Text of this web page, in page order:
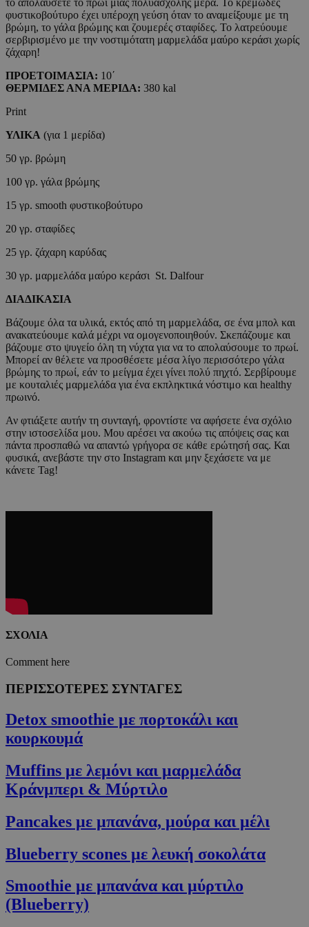
φυστικοβούτυρο έχει υπέροχη γεύση όταν το αναμείξουμε με τη
βρώμη, το γάλα βρώμης και ζουμερές σταφίδες. Το λατρεύουμε
σερβιρισμένο με την νοστιμότατη μαρμελάδα μαύρο κεράσι χωρίς
ζάχαρη!
ΠΡΟΕΤΟΙΜΑΣΙΑ: 10΄
ΘΕΡΜΙΔΕΣ ΑΝΑ ΜΕΡΙΔΑ: 380 kal
Print
ΥΛΙΚΑ (για 1 μερίδα)
50 γρ. βρώμη
100 γρ. γάλα βρώμης
15 γρ. smooth φυστικοβούτυρο
20 γρ. σταφίδες
25 γρ. ζάχαρη καρύδας
30 γρ. μαρμελάδα μαύρο κεράσι St. Dalfour
ΔΙΑΔΙΚΑΣΙΑ
Βάζουμε όλα τα υλικά, εκτός από τη μαρμελάδα, σε ένα μπολ και
ανακατεύουμε καλά μέχρι να ομογενοποιηθούν. Σκεπάζουμε και
βάζουμε στο ψυγείο όλη τη νύχτα για να το απολαύσουμε το πρωί.
Μπορεί αν θέλετε να προσθέσετε μέσα λίγο περισσότερο γάλα
βρώμης το πρωί, εάν το μείγμα έχει γίνει πολύ πηχτό. Σερβίρουμε
με κουταλιές μαρμελάδα για ένα εκπληκτικά νόστιμο και healthy
πρωινό.
Αν φτιάξετε αυτήν τη συνταγή, φροντίστε να αφήσετε ένα σχόλιο
στην ιστοσελίδα μου. Μου αρέσει να ακούω τις απόψεις σας και
πάντα προσπαθώ να απαντώ γρήγορα σε κάθε ερώτησή σας. Και
φυσικά, ανεβάστε την στο Instagram και μην ξεχάσετε να με
κάνετε Tag!
ΣΧΟΛΙΑ
Comment here
ΠΕΡΙΣΣΟΤΕΡΕΣ ΣΥΝΤΑΓΕΣ
Detox smoothie με πορτοκάλι και
κουρκουμά
Muffins με λεμόνι και μαρμελάδα
Κράνμπερι & Μύρτιλο
Pancakes με μπανάνα, μούρα και μέλι
Blueberry scones με λευκή σοκολάτα
Smoothie με μπανάνα και μύρτιλο
(Blueberry)